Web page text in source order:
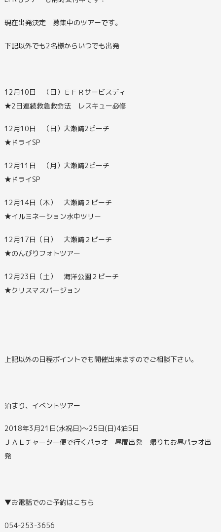
現在出発決定 募集中のツアーです。
下記以外でも2名様からいつでも出発
12月10日 （日）ＥＦＲサービスディ
★2日連続救急救命法 レスキュー必修
12月10日 （日）大瀬崎2ビーチ
★ドライSP
12月11日 （月）大瀬崎2ビーチ
★ドライSP
12月14日（木） 大瀬崎２ビーチ
★イルミネーション水中ツリー
12月17日（日） 大瀬崎２ビーチ
★のんびりフォトツアー
12月23日（土） 海洋公園２ビーチ
★クリスマスバージョン
上記以外の日程ポイントでも開催出来ますのでご相談下さい。
泊まり、イベントツアー
2018年3月21日(水祝日)～25日(日)4泊5日
ＪＡＬチャーター便で行くパラオ 昼間出発 帰りもお昼パラオ出
発
▼お電話でのご予約はこちら
054-253-3656